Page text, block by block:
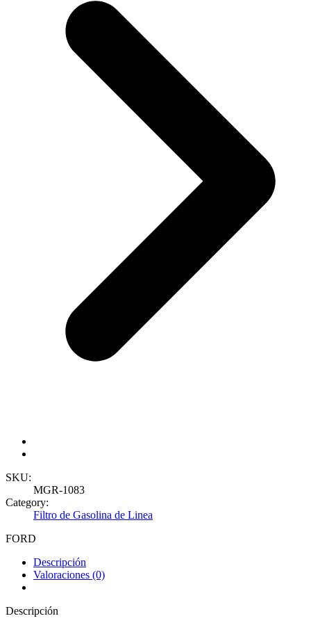
SKU:
MGR-1083
Category:
Filtro de Gasolina de Linea
FORD
Descripción
Valoraciones (0)
Descripción